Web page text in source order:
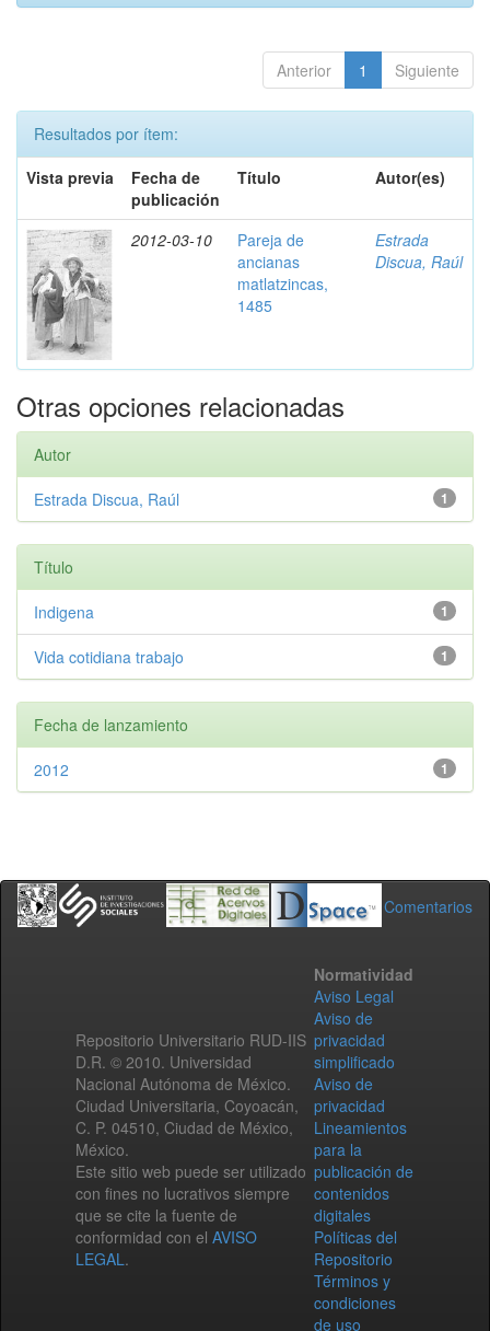
Anterior 1 Siguiente
Resultados por ítem:
Vista previa
Fecha de
publicación
Título Autor(es)
2012-03-10
Pareja de
ancianas
matlatzincas,
1485
Estrada
Discua, Raúl
Otras opciones relacionadas
Autor
1
Estrada Discua, Raúl
Título
1
Indigena
1
Vida cotidiana trabajo
Fecha de lanzamiento
1
2012
Comentarios
Repositorio Universitario RUD-IIS
D.R. © 2010. Universidad
Nacional Autónoma de México.
Ciudad Universitaria, Coyoacán,
C. P. 04510, Ciudad de México,
México.
Este sitio web puede ser utilizado
con fines no lucrativos siempre
que se cite la fuente de
conformidad con el AVISO
LEGAL.
Normatividad
Aviso Legal
Aviso de
privacidad
simplificado
Aviso de
privacidad
Lineamientos
para la
publicación de
contenidos
digitales
Políticas del
Repositorio
Términos y
condiciones
de uso